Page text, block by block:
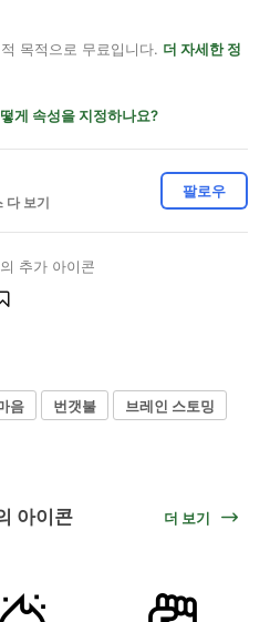
목적으로 무료입니다. 더 자세한 정
게 속성을 지정하나요?
다 보기
팔로우
추가 아이콘
음 번갯불
브레인 스토밍
아이콘 더 보기